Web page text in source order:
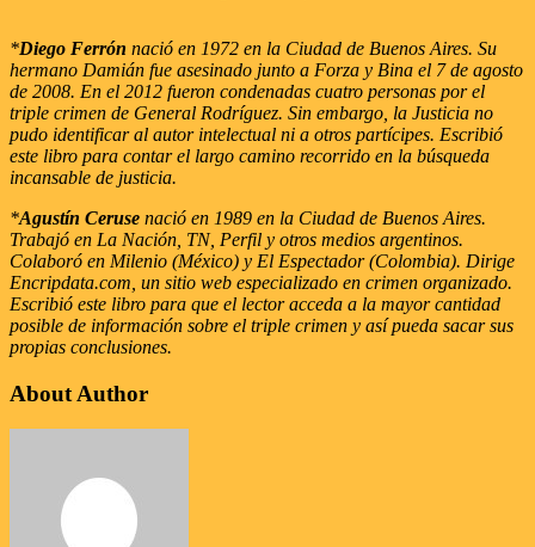
*Diego Ferrón nació en 1972 en la Ciudad de Buenos Aires. Su
hermano Damián fue asesinado junto a Forza y Bina el 7 de agosto
de 2008. En el 2012 fueron condenadas cuatro personas por el
triple crimen de General Rodríguez. Sin embargo, la Justicia no
pudo identificar al autor intelectual ni a otros partícipes. Escribió
este libro para contar el largo camino recorrido en la búsqueda
incansable de justicia.
*Agustín Ceruse nació en 1989 en la Ciudad de Buenos Aires.
Trabajó en La Nación, TN, Perfil y otros medios argentinos.
Colaboró en Milenio (México) y El Espectador (Colombia). Dirige
Encripdata.com, un sitio web especializado en crimen organizado.
Escribió este libro para que el lector acceda a la mayor cantidad
posible de información sobre el triple crimen y así pueda sacar sus
propias conclusiones.
About Author